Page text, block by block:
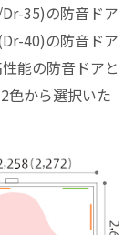
35)の防音ドア
40)の防音ドア
能の防音ドアと
色から選択いた